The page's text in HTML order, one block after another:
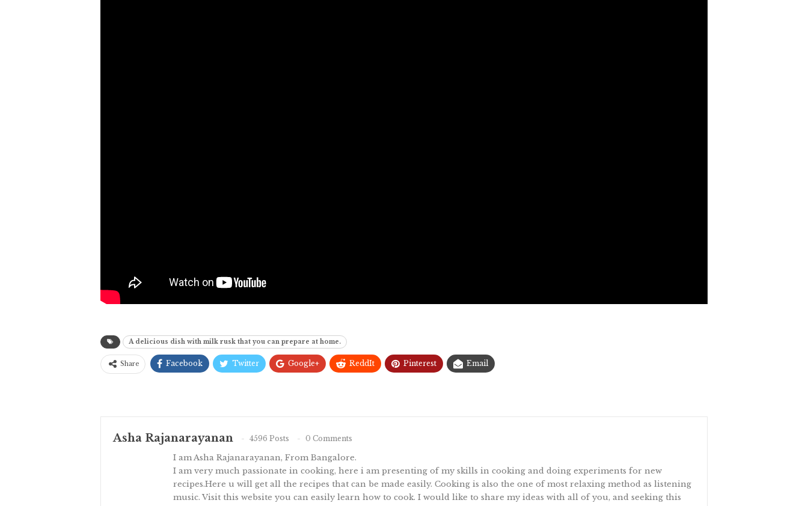
A delicious dish with milk rusk that you can prepare at home.
Share Facebook Twitter Google+ ReddIt Pinterest Email
Asha Rajanarayanan 4596 Posts 0 Comments
I am Asha Rajanarayanan, From Bangalore.
I am very much passionate in cooking, here i am presenting of my skills in cooking and doing experiments for new
recipes.Here u will get all the recipes that can be made easily. Cooking is also the one of most relaxing method as listening
music. Visit this website you can easily learn how to cook. I would like to share my ideas with all of you, and seeking this